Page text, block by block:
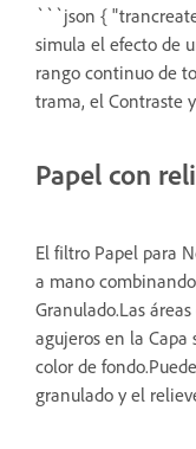
```json {
simula el efecto de
rango continuo de
trama, el Contraste
Papel con
El filtro Papel para
a mano
Granulado.Las
agujeros en la
color de
granulado y el